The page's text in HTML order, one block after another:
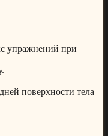
упражнений при
поверхности тела